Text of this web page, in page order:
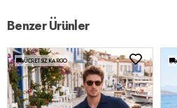
Benzer Ürünler
ÜCRETSIZ KARGO